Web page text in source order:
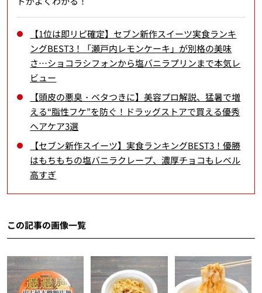
【1位は即リピ確定】セブン新作スイーツ実食ランキ
ングBEST3！「瀬戸内レモンケーキ」が別格の美味
さ…ショコラシフォンから塩バニラプリンまで本気レ
ビュー
【頭皮の悪臭・ベタつきに】美容プロ解説、猛暑で増
える“脂性フケ”を防ぐ！ドラッグストアで買える優秀
ヘアケア3選
【セブン新作スイーツ】実食ランキングBEST3！優勝
はもちもちの塩バニラクレープ、濃厚チョコもレベル
高すぎ
この記事の画像一覧